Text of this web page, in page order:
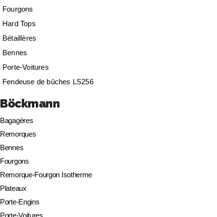
Fourgons
Hard Tops
Bétaillères
Bennes
Porte-Voitures
Fendeuse de bûches LS256
Böckmann
Bagagères
Remorques
Bennes
Fourgons
Remorque-Fourgon Isotherme
Plateaux
Porte-Engins
Porte-Voitures